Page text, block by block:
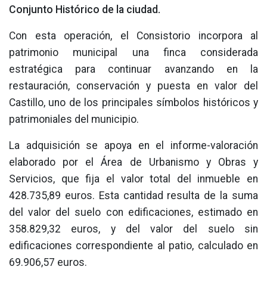
Conjunto Histórico de la ciudad.
Con esta operación, el Consistorio incorpora al
patrimonio municipal una finca considerada
estratégica para continuar avanzando en la
restauración, conservación y puesta en valor del
Castillo, uno de los principales símbolos históricos y
patrimoniales del municipio.
La adquisición se apoya en el informe-valoración
elaborado por el Área de Urbanismo y Obras y
Servicios, que fija el valor total del inmueble en
428.735,89 euros. Esta cantidad resulta de la suma
del valor del suelo con edificaciones, estimado en
358.829,32 euros, y del valor del suelo sin
edificaciones correspondiente al patio, calculado en
69.906,57 euros.